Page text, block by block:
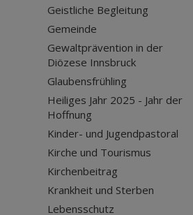
Geistliche Begleitung
Gemeinde
Gewaltprävention in der
Diözese Innsbruck
Glaubensfrühling
Heiliges Jahr 2025 - Jahr der
Hoffnung
Kinder- und Jugendpastoral
Kirche und Tourismus
Kirchenbeitrag
Krankheit und Sterben
Lebensschutz